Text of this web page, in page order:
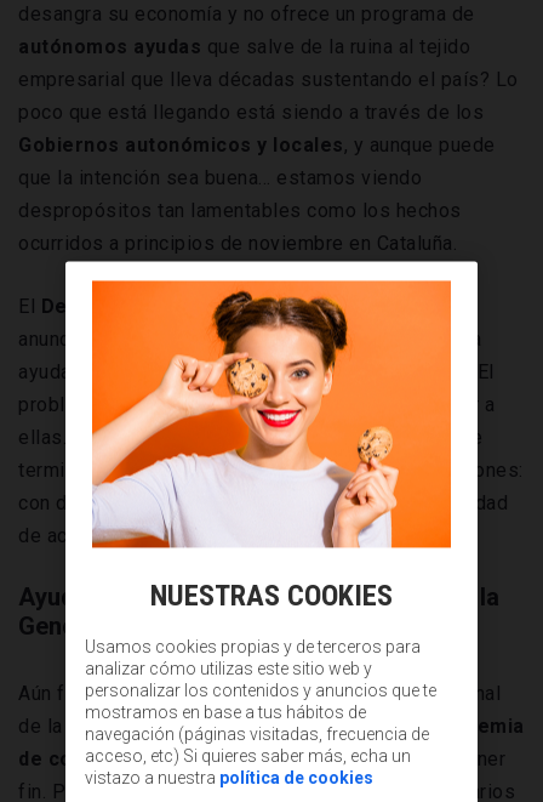
desangra su economía y no ofrece un programa de
autónomos ayudas que salve de la ruina al tejido
empresarial que lleva décadas sustentando el país? Lo
poco que está llegando está siendo a través de los
Gobiernos autonómicos y locales, y aunque puede
que la intención sea buena… estamos viendo
despropósitos tan lamentables como los hechos
ocurridos a principios de noviembre en Cataluña.
El Departament de Treball de la Generalitat
anunciaba una partida de 20 millones de euros para
ayudar a los autónomos catalanes. Hasta ahí, bien. El
problema llegaba cuando estos intentaban acceder a
ellas. Dos días de auténtica tortura psicológica que
terminaban peor que un concierto de los Rolling Stones:
con dos jornadas perdidas, y encima sin la posibilidad
de acudir a reventa...
Ayuda de 2000 euros para autónomos de la
Generalitat de Cataluña
Aún falta muchísimo tiempo para que vivamos el final
de la crisis económicaacaecida a raíz de la pandemia
de coronavirusque asola al planeta. Parece no tener
fin. Primero fue el confinamiento domiciliario de varios
NUESTRAS COOKIES
Usamos cookies propias y de terceros para
analizar cómo utilizas este sitio web y
personalizar los contenidos y anuncios que te
mostramos en base a tus hábitos de
navegación (páginas visitadas, frecuencia de
acceso, etc) Si quieres saber más, echa un
vistazo a nuestra política de cookies